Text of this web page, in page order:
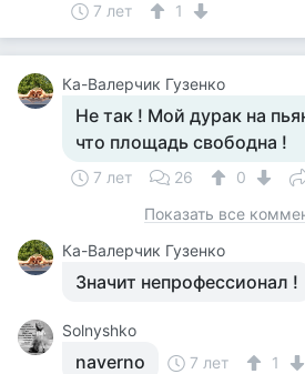
7 лет 1
Ка-Валерчик Гузенко
Не так ! Мой дурак на
что площадь свободна !
7 лет 26
0
Показать все
Ка-Валерчик Гузенко
Значит непрофессионал !
Solnyshko
naverno 7 лет 1